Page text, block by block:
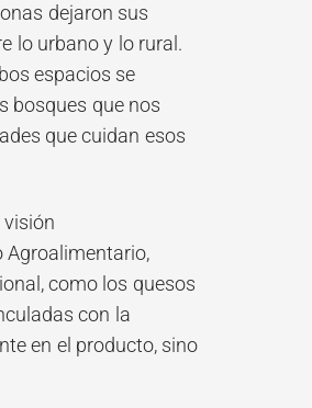
dejaron sus
lo urbano y lo rural.
espacios se
bosques que nos
que cuidan esos
visión
Agroalimentario,
como los quesos
con la
en el producto, sino